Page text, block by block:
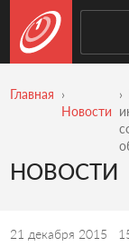
Главная
Новости
НОВОСТИ
21 декабря 2015